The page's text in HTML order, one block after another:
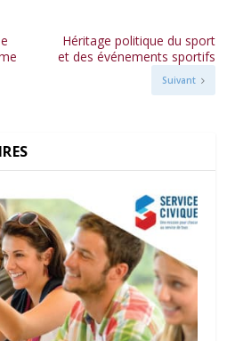
Héritage politique du sport
et des événements sportifs
Suivant